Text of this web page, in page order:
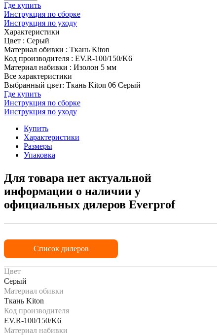
Где купить
Инструкция по сборке
Инструкция по уходу
Характеристики
Цвет : Серый
Материал обивки : Ткань Kiton
Код производителя : EV.R-100/150/K6
Материал набивки : Изолон 5 мм
Все характеристики
Выбранный цвет: Ткань Kiton 06 Серый
Где купить
Инструкция по сборке
Инструкция по уходу
Купить
Характеристики
Размеры
Упаковка
Для товара нет актуальной
информации о наличии у
официальных дилеров Everprof
Список дилеров
Цвет
Серый
Материал обивки
Ткань Kiton
Код производителя
EV.R-100/150/K6
Материал набивки